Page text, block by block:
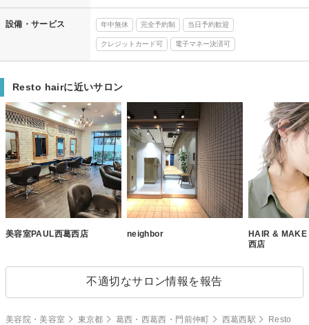
設備・サービス 年中無休 完全予約制 当日予約歓迎
クレジットカード可 電子マネー決済可
Resto hairに近いサロン
美容室PAUL西葛西店 neighbor
HAIR & MAKE
西店
不適切なサロン情報を報告
美容院・美容室 東京都 葛西・西葛西・門前仲町 西葛西駅
Resto